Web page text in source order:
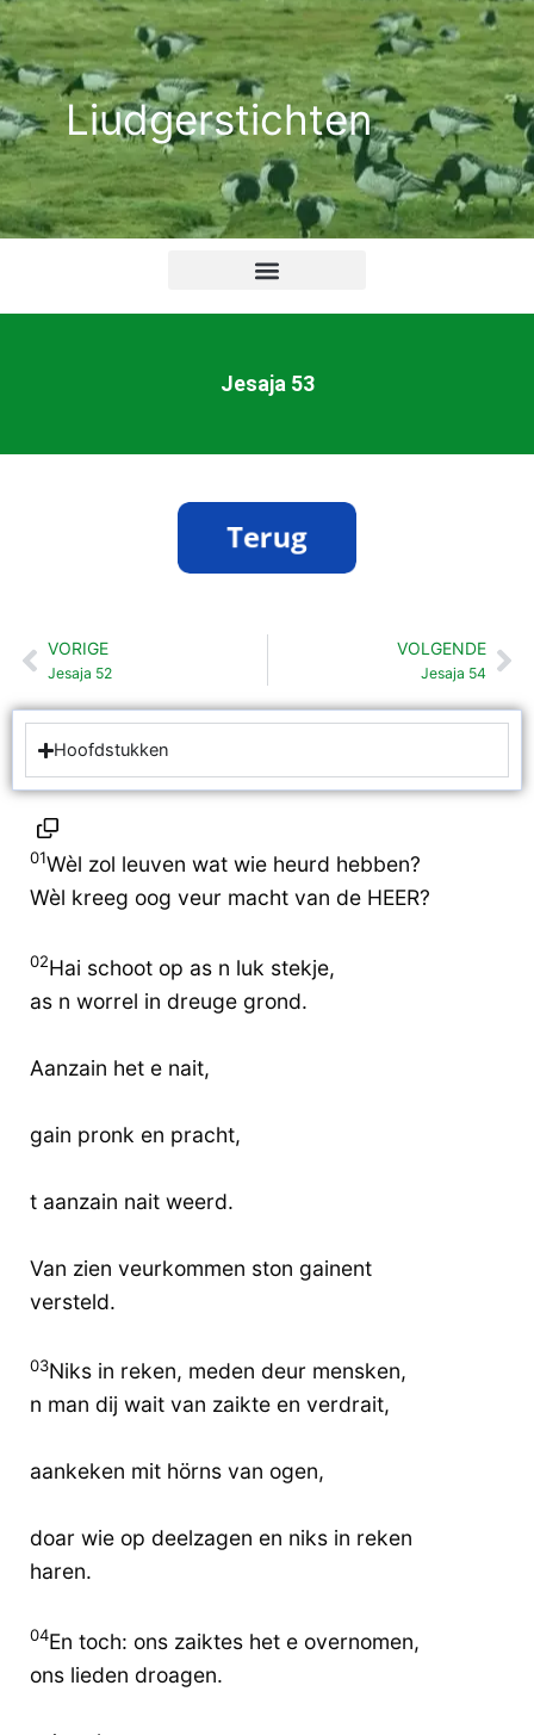
Ga
naar
de
inhoudLiudgerstichten
Jesaja 53
Vorige
VORIGE
Jesaja 52
VOLGENDE
Jesaja 54
Hoofdstukken
01Wèl zol leuven wat wie heurd hebben?
Wèl kreeg oog veur macht van de HEER?
02Hai schoot op as n luk stekje,
as n worrel in dreuge grond.
Aanzain het e nait,
gain pronk en pracht,
t aanzain nait weerd.
Van zien veurkommen ston gainent
versteld.
03Niks in reken, meden deur mensken,
n man dij wait van zaikte en verdrait,
aankeken mit hörns van ogen,
doar wie op deelzagen en niks in reken
haren.
04En toch: ons zaiktes het e overnomen,
ons lieden droagen.